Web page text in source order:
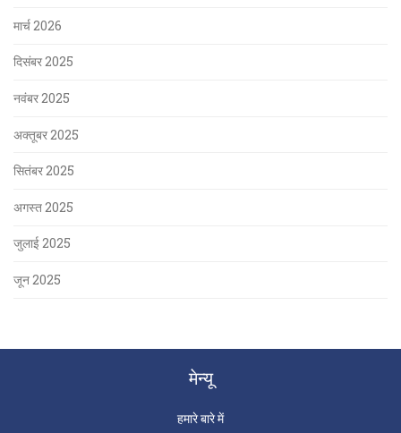
मार्च 2026
दिसंबर 2025
नवंबर 2025
अक्तूबर 2025
सितंबर 2025
अगस्त 2025
जुलाई 2025
जून 2025
मेन्यू
हमारे बारे में